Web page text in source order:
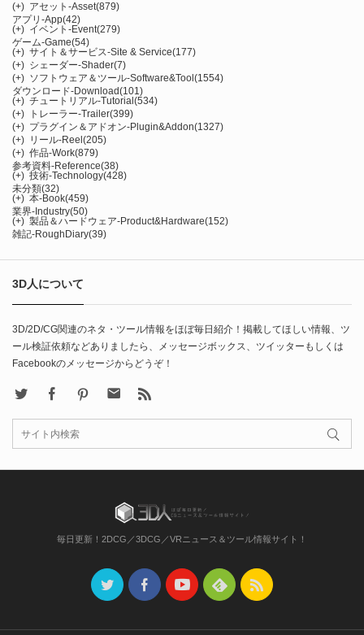
(+) アセット-Asset(879)
アプリ-App(42)
(+) イベント-Event(279)
ゲーム-Game(54)
(+) サイト＆サービス-Site & Service(177)
(+) シェーダー-Shader(7)
(+) ソフトウェア＆ツール-Software&Tool (1554)
ダウンロード-Download(101)
(+) チュートリアル-Tutorial (534)
(+)
トレーラー-Trailer(399)
(+) プラグイン＆アドオン-Plugin&Addon(1327)
(+) リール-Reel (205)
(+) 作品-Work(879)
参考資料-Reference(38)
(+) 技術-Technology(428)
未分類(32)
(+) 本-Book(459)
業界-Industry(50)
(+) 製品＆ハードウェア-Product&Hardware(152)
雑記-RoughDiary(39)
3D人について
3D/2D/CG関連のネタ・ツール情報をほぼ毎日紹介！掲載してほしい情報、ツ
ール検証依頼などありましたら、メッセージボックス、ツイッターもしくは
Facebookのメッセージからどうぞ！
FacebookPinterest Contact
毎日更新！2DCG／3DCG／VRニュース＆ツール情報サイト！